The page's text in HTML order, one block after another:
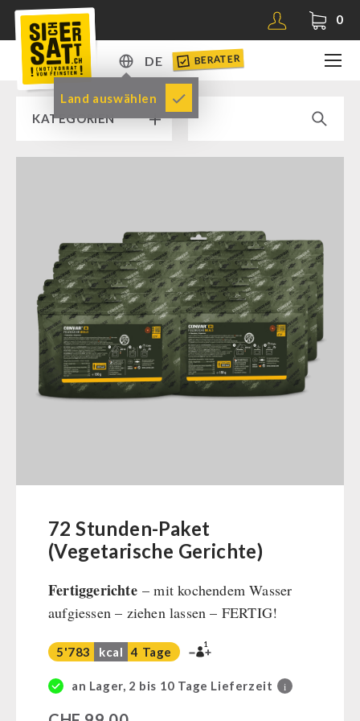
0
DE
DE
EN
Land auswählen
BERATER
KATEGORIEN
SICHERSATT PREMIUM NOTVORRAT
Notvorrat-Pakete
Fertiggerichte
Komplettlösungen
NR-72
Ergänzungs-Pakete
Müsli Zutaten
Vegan
Grundnahrungsmittel
Milch / Ei / Butter
Zucker / Brühe / Sauce
Nüsse
Getränke
Non-Food-Pakete
72 Stunden-Paket
(Vegetarische Gerichte)
Fertiggerichte– mit kochendem Wasser
aufgiessen – ziehen lassen – FERTIG!
5'783 kcal 4 Tage
1
an Lager, 2 bis 10 Tage Lieferzeit i